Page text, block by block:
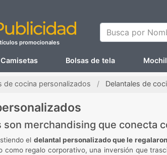
promocionales
Busca por
Camisetas Bolsas de tela
de cocina personalizados Delantales de
son merchandising que conecta
el delantal personalizado que le regalaron
como regalo corporativo, una inversión que